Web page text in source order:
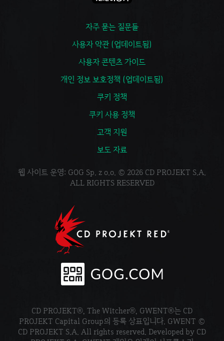
자주 묻는 질문들
사용자 약관 (업데이트됨)
사용자 콘텐츠 가이드
개인 정보 보호정책 (업데이트됨)
쿠키 정책
쿠키 사용 정책
고객 지원
보도 자료
웹 사이트 운영: GOG Sp. z o.o. © 2026 CD PROJEKT S.A.
ALL RIGHTS RESERVED
CD PROJEKT®, The Witcher®, GWENT®는 CD
PROJEKT Capital Group의 등록 상표입니다. GWENT ©
CD PROJEKT S.A. All rights reserved. Developed by CD